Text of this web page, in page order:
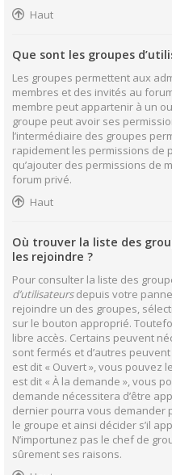
Haut
Que sont les groupes
Les groupes permettent aux
membres et des invités au
membre peut appartenir à un
groupe peut avoir ses
l’intermédiaire des groupes
rapidement les permissions de
qu’ajouter des permissions de
forum privé.
Haut
Où trouver la liste des
les rejoindre ?
Pour consulter la liste des
d’utilisateursdepuis votre
rejoindre un des groupes,
sur le bouton approprié.
libre accès. Certains peuvent
sont fermés et d’autres
est dit « Ouvert », vous pouvez
est dit « À la demande », vous
demande nécessitera d’être
dernier pourra vous demander
le groupe et ainsi décider s’il
N’importunez pas le chef de
sûrement ses raisons.